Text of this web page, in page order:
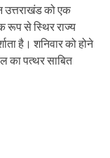
उत्तराखंड को एक
रूप से स्थिर राज्य
है। शनिवार को होने
का पत्थर साबित